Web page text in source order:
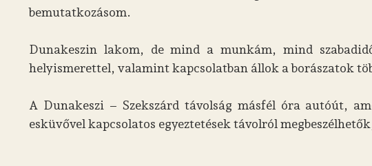
bemutatkozásom.
Dunakeszin lakom, de mind a munkám, mind
helyismerettel, valamint kapcsolatban állok a borászatok
A Dunakeszi – Szekszárd távolság másfél óra autóút,
esküvővel kapcsolatos egyeztetések távolról